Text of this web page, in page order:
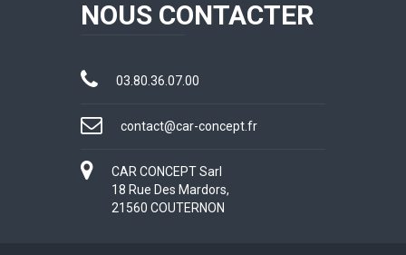
NOUS CONTACTER
03.80.36.07.00
contact@car-concept.fr
CAR CONCEPT Sarl
18 Rue Des Mardors,
21560 COUTERNON